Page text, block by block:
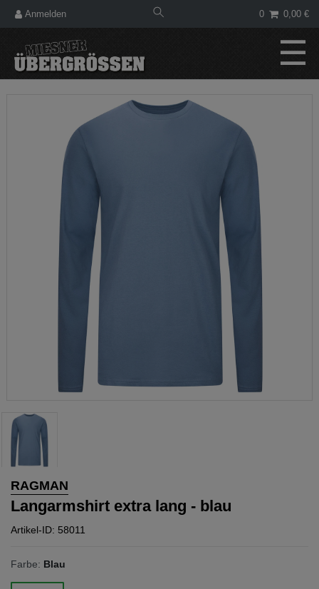
Anmelden 0 0,00 €
☰
RAGMAN
Langarmshirt extra lang - blau
Artikel-ID: 58011
Farbe: Blau